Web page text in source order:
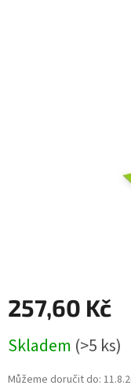
257,60 Kč
cena:
Skladem (>5 ks)
Můžeme doručit do: